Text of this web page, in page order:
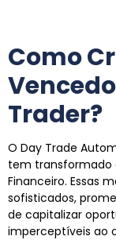
Como
Trader?
O Day Trade
tem transformado
Financeiro. Essas
sofisticados,
de capitalizar
imperceptíveis ao